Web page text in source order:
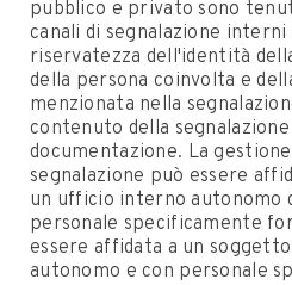
pubblico e privato sono
canali di segnalazione
riservatezza dell'identità
della persona coinvolta e
menzionata nella
contenuto della
documentazione. La
segnalazione può essere
un ufficio interno autonomo
personale specificamente
essere affidata a un
autonomo e con personale